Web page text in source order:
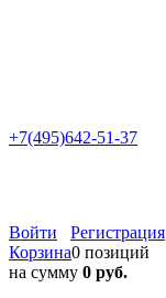
+7(495)642-51-37
Войти
Регистрация
Корзина0 позиций
на сумму 0 руб.